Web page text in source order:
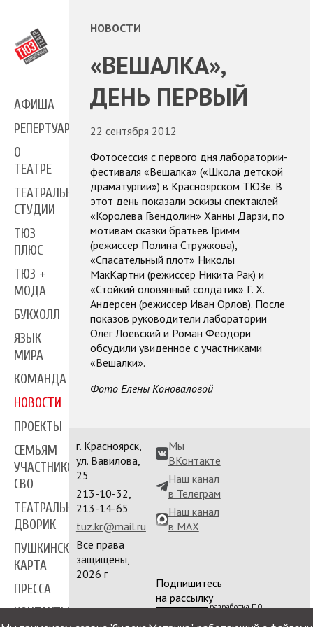
АФИША
РЕПЕРТУАР
О
ТЕАТРЕ
ТЕАТРАЛЬНЫЕ
СТУДИИ
ТЮЗ
ПЛЮС
ТЮЗ +
МОДА
БУКХОЛЛ
ЯЗЫК
МИРА
КОМАНДА
НОВОСТИ
ПРОЕКТЫ
СЕМЬЯМ
УЧАСТНИКОВ
СВО
ТЕАТРАЛЬНЫЙ
ДВОРИК
ПУШКИНСКАЯ
КАРТА
ПРЕССА
КОНТАКТЫ
НОВОСТИ
«ВЕШАЛКА»,
ДЕНЬ ПЕРВЫЙ
22 сентября 2012
Фотосессия с первого дня лаборатории-
фестиваля «Вешалка» («Школа детской
драматургии») в Красноярском ТЮЗе. В
этот день показали эскизы спектаклей
«Королева Гвендолин» Ханны Дарзи, по
мотивам сказки братьев Гримм
(режиссер Полина Стружкова),
«Спасательный плот» Николы
МакКартни (режиссер Никита Рак) и
«Стойкий оловянный солдатик» Г. Х.
Андерсен (режиссер Иван Орлов). После
показов руководители лаборатории
Олег Лоевский и Роман Феодори
обсудили увиденное с участниками
«Вешалки».
Фото Елены Коноваловой
г. Красноярск,
ул. Вавилова,
25
213-10-32,
213-14-65
tuz.kr@mail.ru
Все права
защищены,
2026 г
Мы
ВКонтакте
Наш канал
в Телеграм
Наш канал
в MAX
Подпишитесь
на рассылку
разработка ПО
сайта